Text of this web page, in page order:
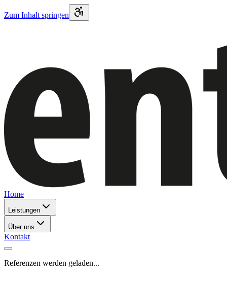
Zum Inhalt springen
Home
Leistungen
Über uns
Kontakt
Referenzen werden geladen...